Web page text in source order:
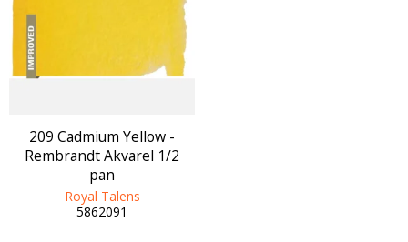
209 Cadmium Yellow -
Rembrandt Akvarel 1/2
pan
Royal Talens
5862091